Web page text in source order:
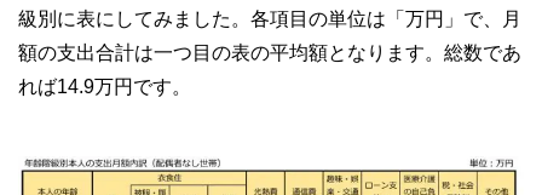
級別に表にしてみました。各項目の単位は「万円」で、月
額の支出合計は一つ目の表の平均額となります。総数であ
れば14.9万円です。